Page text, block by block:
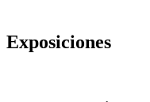
Exposiciones